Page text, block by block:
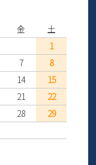
金
土
1
7
8
14
15
21
22
28
29